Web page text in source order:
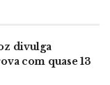
divulga
com quase 13